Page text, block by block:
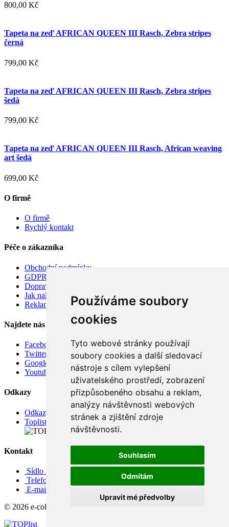
Používáme soubory
cookies
Tyto webové stránky používají
soubory cookies a další sledovací
nástroje s cílem vylepšení
uživatelského prostředí, zobrazení
přizpůsobeného obsahu a reklam,
analýzy návštěvnosti webových
stránek a zjištění zdroje
návštěvnosti.
Souhlasím
Odmítám
Upravit mé předvolby
800,00 Kč
Tapeta na zeď AFRICAN QUEEN III Rasch, Zebra stripes
černá
799,00 Kč
Tapeta na zeď AFRICAN QUEEN III Rasch, Zebra stripes
šedá
799,00 Kč
Tapeta na zeď AFRICAN QUEEN III Rasch, African weaving
art šedá
699,00 Kč
O firmě
O firmě
Rychlý kontakt
Péče o zákazníka
Obchodní podmínky
GDPR
Doprava
Jak nakupovat
Reklamace
Najdete nás
Facebook
Twitter
Google
Youtube
Odkazy
Odkazy
Toplist
Kontakt
Sídlo firmy: Boženy Němcové 739/1, Svitavy 568 02, CZ
Telefon: +420 608 449 590
E-mail: info@e-color.cz
© 2026 e-color.cz